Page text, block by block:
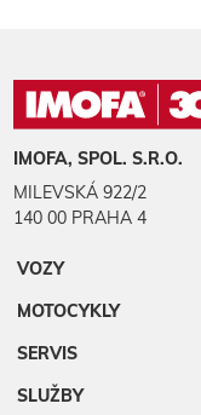
IMOFA, SPOL. S.R.O.
MILEVSKÁ 922/2
140 00 PRAHA 4
VOZY
MOTOCYKLY
SERVIS
SLUŽBY